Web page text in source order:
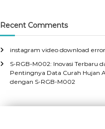
Recent Comments
instagram video download error
S-RGB-M002: Inovasi Terbaru
Pentingnya Data Curah Hujan
dengan S-RGB-M002